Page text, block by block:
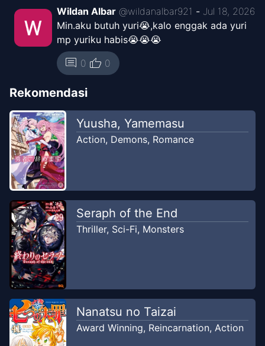
Chapter7
Cunny Moment
Jun 28, 2026
Chapter6
Cunny Moment
Chapter5
Cunny Moment
Chapter4
Cunny Moment
Wildan Albar @wildanalbar921 - Jul 18, 2026
Min.aku butuh yuri😭,kalo enggak ada yuri
mp yuriku habis😭😭😭
comment 0 thumb_up 0
Rekomendasi
Yuusha, Yamemasu
Action, Demons, Romance
Seraph of the End
Thriller, Sci-Fi, Monsters
Nanatsu no Taizai
Award Winning, Reincarnation, Action